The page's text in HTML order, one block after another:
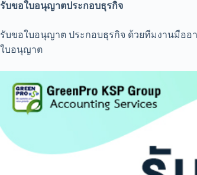
รับขอใบอนุญาตประกอบธุรกิจ
รับขอใบอนุญาต ประกอบธุรกิจ ด้วยทีมงานมืออ
ใบอนุญาต